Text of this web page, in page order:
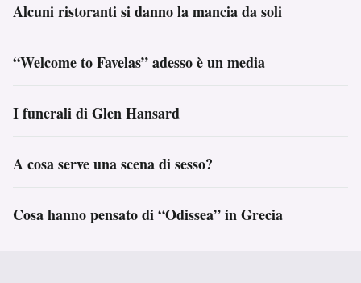
Alcuni ristoranti si danno la mancia da soli
“Welcome to Favelas” adesso è un media
I funerali di Glen Hansard
A cosa serve una scena di sesso?
Cosa hanno pensato di “Odissea” in Grecia